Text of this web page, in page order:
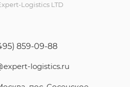
Logistics LTD
859-09-88
logistics.ru